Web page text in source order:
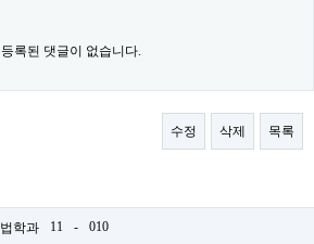
등록된 댓글이 없습니다.
수정 삭제 목록
법학과 11 - 010